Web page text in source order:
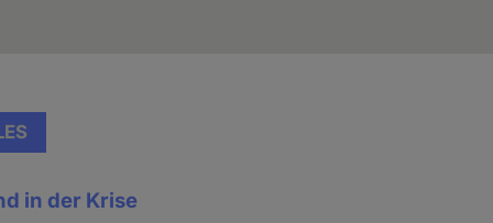
in der Krise